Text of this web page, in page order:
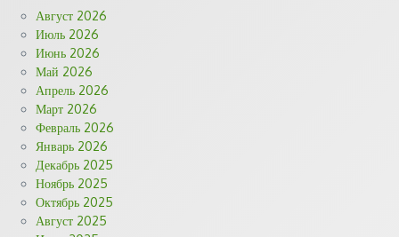
Август 2026
Июль 2026
Июнь 2026
Май 2026
Апрель 2026
Март 2026
Февраль 2026
Январь 2026
Декабрь 2025
Ноябрь 2025
Октябрь 2025
Август 2025